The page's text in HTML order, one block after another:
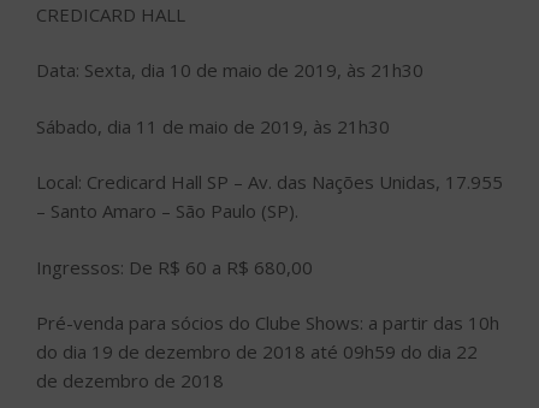
CREDICARD HALL
Data: Sexta, dia 10 de maio de 2019, às 21h30
Sábado, dia 11 de maio de 2019, às 21h30
Local: Credicard Hall SP – Av. das Nações Unidas, 17.955
– Santo Amaro – São Paulo (SP).
Ingressos: De R$ 60 a R$ 680,00
Pré-venda para sócios do Clube Shows: a partir das 10h
do dia 19 de dezembro de 2018 até 09h59 do dia 22
de dezembro de 2018